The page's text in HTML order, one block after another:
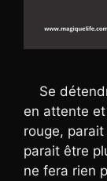
Se
en attente
rouge, parait
parait être
ne fera rien